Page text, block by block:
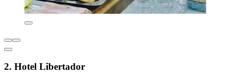
2. Hotel Libertador